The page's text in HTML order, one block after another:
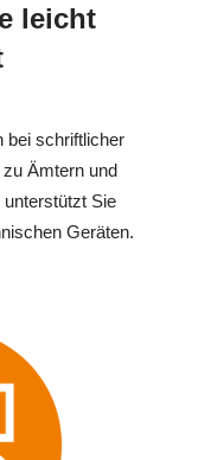
leicht
bei schriftlicher
Ämtern und
Sie
Geräten.